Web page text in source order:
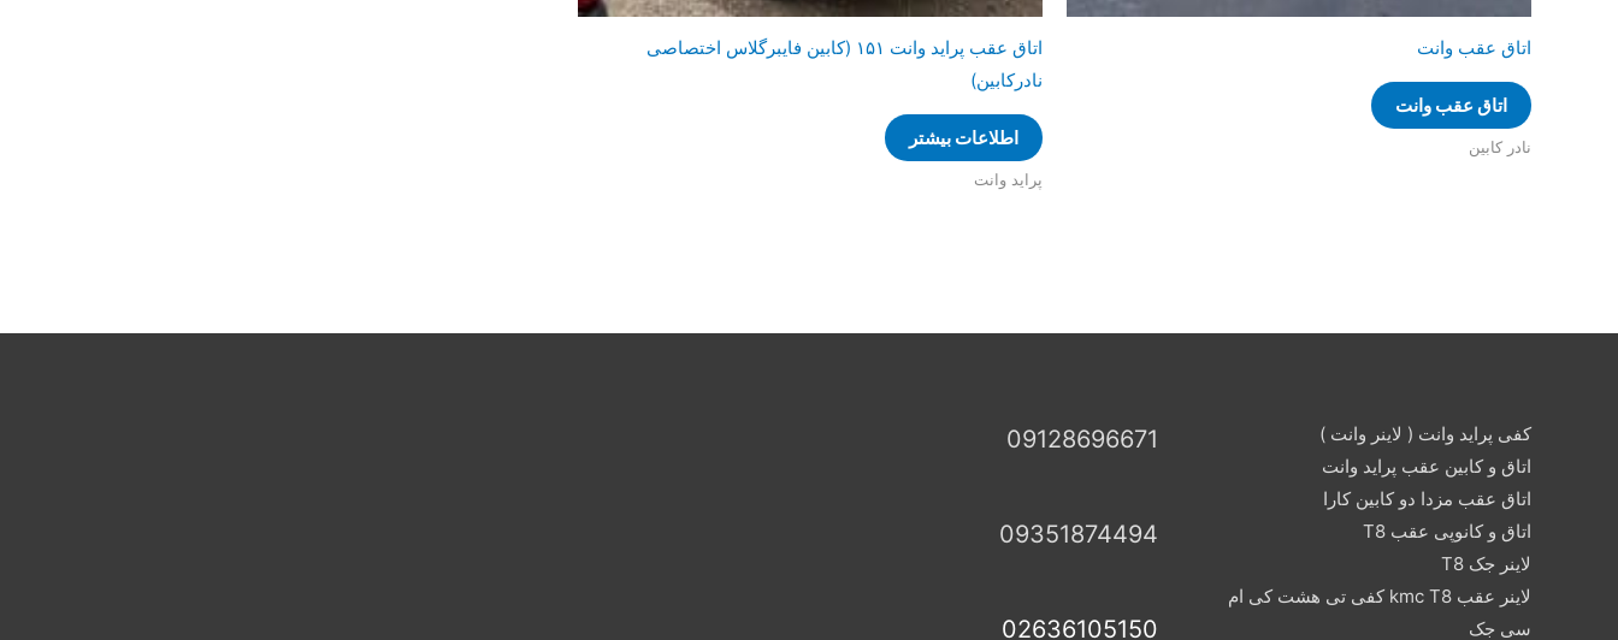
اتاق عقب وانت
اتاق عقب وانت
نادر کابین
اتاق عقب پراید وانت ۱۵۱ (کابین فایبرگلاس اختصاصی
نادرکابین)
اطلاعات بیشتر
پراید وانت
کفی پراید وانت ( لاینر وانت )
اتاق و کابین عقب پراید وانت
اتاق عقب مزدا دو کابین کارا
اتاق و کانوپی عقب T8
لاینر جک T8
لاینر عقب kmc T8 کفی تی هشت کی ام
سی جک
09128696671
09351874494
02636105150